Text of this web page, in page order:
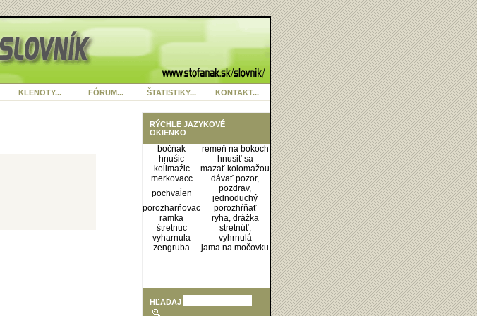
KLENOTY... FÓRUM... ŠTATISTIKY... KONTAKT...
RÝCHLE JAZYKOVÉ
OKIENKO
bočńak
remeň na bokoch
hnuśic
hnusiť sa
koĺimaźic
mazať kolomažou
merkovacc
dávať pozor,
pochvaĺen
pozdrav,
jednoduchý
porozharńovac
porozhŕňať
ramka
ryha, drážka
śtretnuc
stretnúť,
vyharnula
vyhrnulá
zengruba
jama na močovku
HĽADAJ